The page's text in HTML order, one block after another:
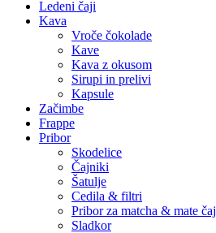
Ledeni čaji
Kava
Vroče čokolade
Kave
Kava z okusom
Sirupi in prelivi
Kapsule
Začimbe
Frappe
Pribor
Skodelice
Čajniki
Šatulje
Cedila & filtri
Pribor za matcha & mate čaj
Sladkor